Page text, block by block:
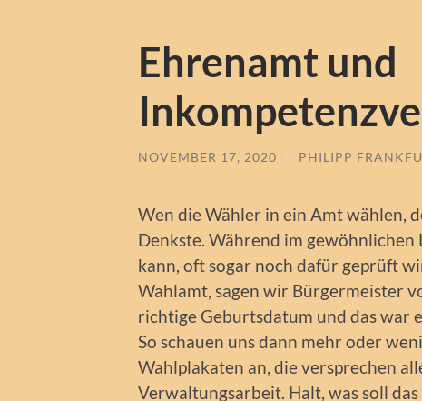
Ehrenamt und
NOVEMBER 17, 2020 / PHILIPP
Wen die Wähler in ein Amt wählen,
Denkste. Während im gewöhnlichen
kann, oft sogar noch dafür geprüft
Wahlamt, sagen wir Bürgermeister
richtige Geburtsdatum und das war
So schauen uns dann mehr oder
Wahlplakaten an, die versprechen
Verwaltungsarbeit. Halt, was soll